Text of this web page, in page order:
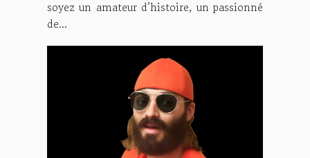
soyez un amateur d’histoire, un passionné
de...